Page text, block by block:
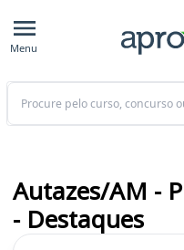
Menu
Buscar
Autazes/AM -
- Destaques